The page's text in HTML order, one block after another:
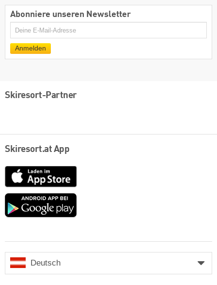
Abonniere unseren Newsletter
E-
Mail
Anmelden
Skiresort-Partner
Skiresort.at App
App
Store
Google
Deutsch